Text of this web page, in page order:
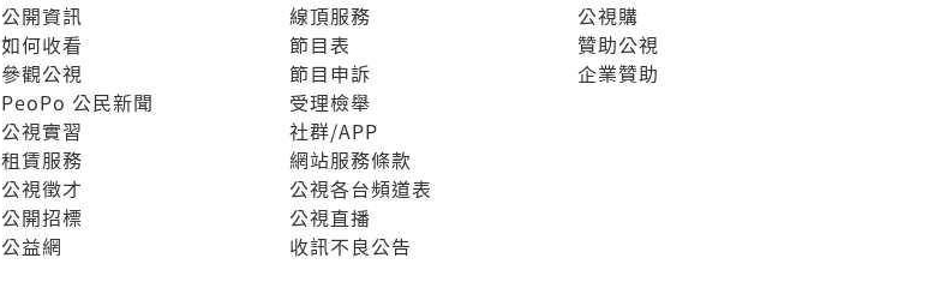
公開資訊
如何收看
參觀公視
PeoPo 公民新聞
公視實習
租賃服務
公視徵才
公開招標
公益網
線頂服務
節目表
節目申訴
受理檢舉
社群/APP
網站服務條款
公視各台頻道表
公視直播
收訊不良公告
公視購
贊助公視
企業贊助